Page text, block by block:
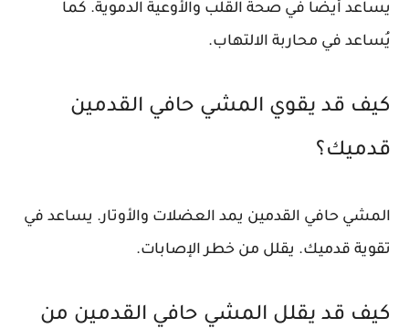
يساعد أيضًا في صحة القلب والأوعية الدموية. كما
يُساعد في محاربة الالتهاب.
كيف قد يقوي المشي حافي القدمين
قدميك؟
المشي حافي القدمين يمد العضلات والأوتار. يساعد في
تقوية قدميك. يقلل من خطر الإصابات.
كيف قد يقلل المشي حافي القدمين من